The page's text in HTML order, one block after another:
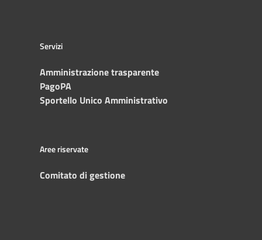
Servizi
Amministrazione trasparente
PagoPA
Sportello Unico Amministrativo
Aree riservate
Comitato di gestione